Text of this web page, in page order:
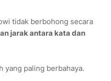
tidak berbohong secara
jarak antara kata dan
yang paling berbahaya.